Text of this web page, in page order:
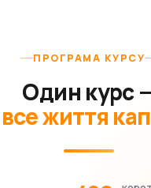
ПРОГРАМА КУРСУ
Один курс
життя